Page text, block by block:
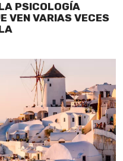
PSICOLOGÍA
VEN VARIAS VECES